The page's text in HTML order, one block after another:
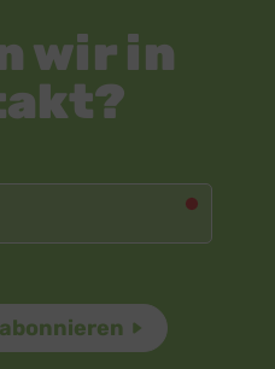
wir in